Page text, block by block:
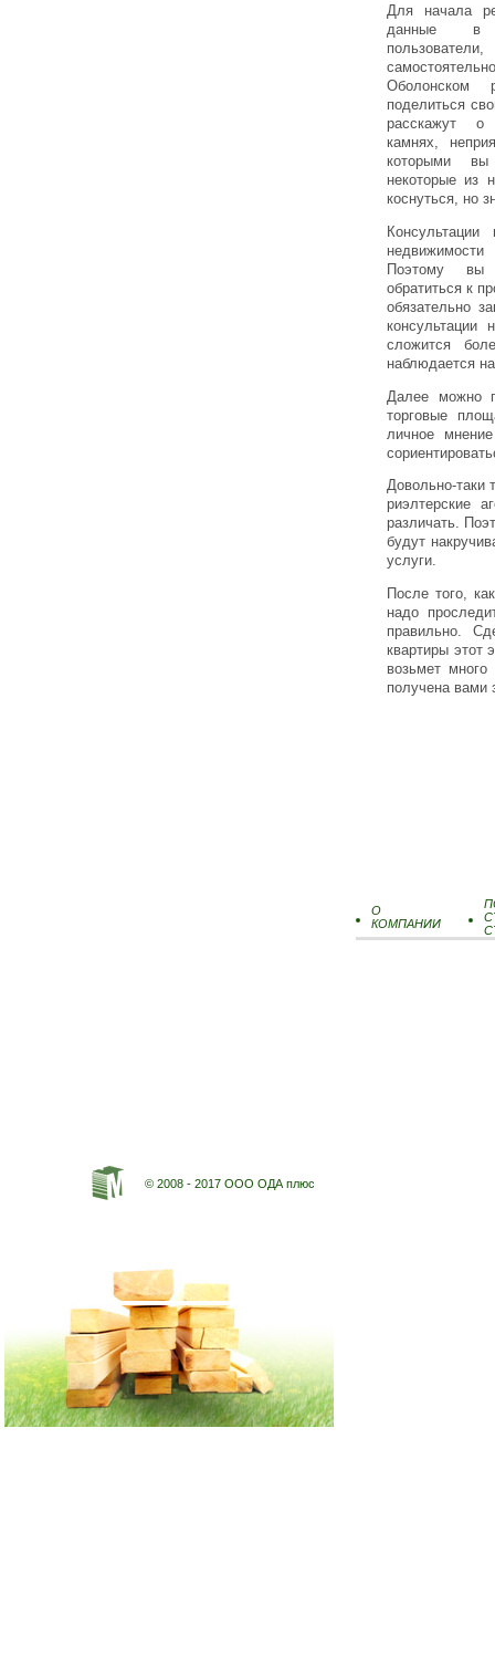
© 2008 - 2017 ООО ОДА плюс
Для начала
данные в
Оболонском
поделиться
расскажут о
камнях,
которыми вы
некоторые из
коснуться, но
Поэтому
обратиться к
обязательно
сложится
наблюдается
Далее можно
торговые
личное
Довольно-таки
риэлтерские
различать.
будут
услуги.
После того,
надо
правильно.
квартиры этот
возьмет
получена вами
О
КОМПАНИИ